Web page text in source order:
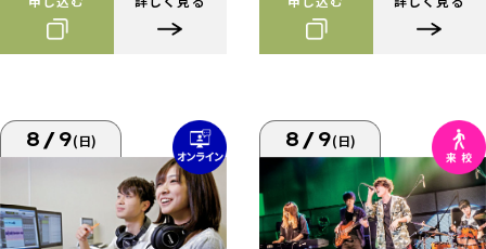
8/9(日) 8/9(日)